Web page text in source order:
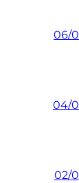
06/
04/
02/